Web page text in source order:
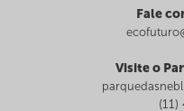
Fale
Visite o